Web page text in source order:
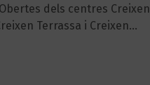
dels centres Creixen
Terrassa i Creixen…